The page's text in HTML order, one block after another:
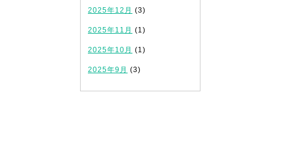
2025年12月 (3)
2025年11月 (1)
2025年10月 (1)
2025年9月 (3)